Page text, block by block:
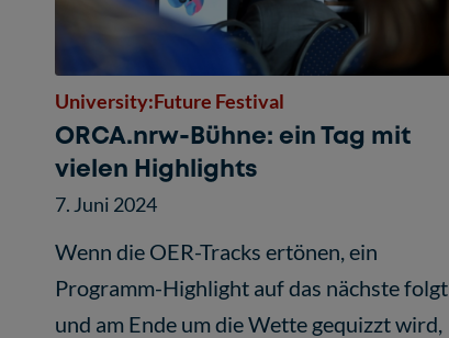
University:Future Festival
ORCA.nrw-Bühne: ein Tag mit
vielen Highlights
7. Juni 2024
Wenn die OER-Tracks ertönen, ein
Programm-Highlight auf das nächste folgt
und am Ende um die Wette gequizzt wird,